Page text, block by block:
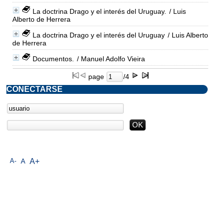
La doctrina Drago y el interés del Uruguay. / Luis
Alberto de Herrera
La doctrina Drago y el interés del Uruguay / Luis Alberto
de Herrera
Documentos.
/ Manuel Adolfo Vieira
page /4
A- A A+
CONECTARSE